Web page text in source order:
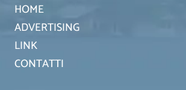
HOME
ADVERTISING
LINK
CONTATTI